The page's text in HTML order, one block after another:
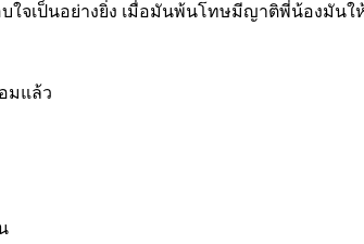
จเป็นอย่างยิ่ง เมื่อมันพ้นโทษมีญาติพี่น้องมันใ
มแล้ว